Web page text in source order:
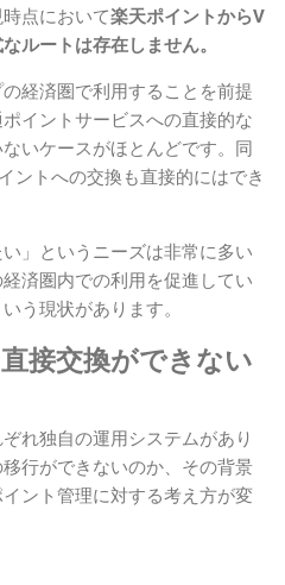
点において楽天ポイントからV
ルートは存在しません。
経済圏で利用することを前提
イントサービスへの直接的な
いケースがほとんどです。同
ントへの交換も直接的にはでき
」というニーズは非常に多い
済圏内での利用を促進してい
う現状があります。
接交換ができない
れ独自の運用システムがあり
行ができないのか、その背景
ント管理に対する考え方が変